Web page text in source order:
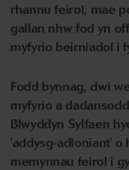
rhannu feirol, mae
gallan nhw fod yn
myfyrio beirniadol i
Fodd bynnag, dwi
myfyrio a
Blwyddyn Sylfaen
'addysg-adloniant'
memynnau feirol i